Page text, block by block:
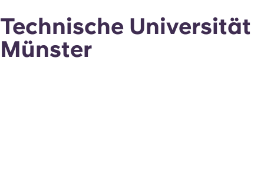
Technische Universität
Münster